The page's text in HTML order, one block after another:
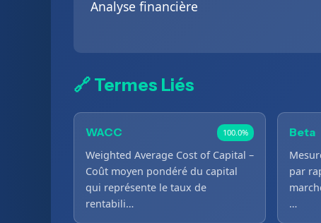
Analyse financière
🔗 Termes Liés
WACC 100.0%
Weighted Average Cost of Capital –
Coût moyen pondéré du capital
qui représente le taux de
rentabili…
Beta
par
…